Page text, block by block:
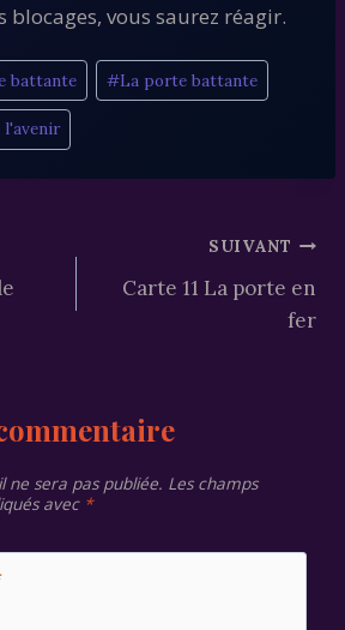
blocages, vous saurez réagir.
battante #La porte battante
l'avenir
SUIVANT
Carte 11 La porte en
fer
ne sera pas publiée. Les champs
avec *